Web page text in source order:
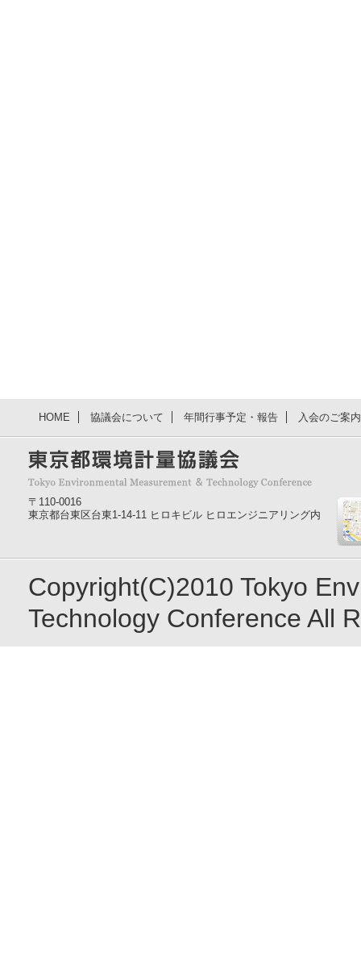
HOME 協議会について 年間行事予定・報告 入会のご案
〒110-0016
東京都台東区台東1-14-11 ヒロキビル ヒロエンジニアリング内
Copyright(C)2010 Tokyo
Technology Conference All